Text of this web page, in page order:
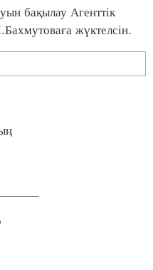
бақылау Агенттік
жүктелсін.